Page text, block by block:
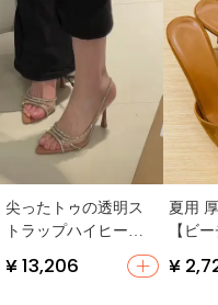
尖ったトゥの透明ス
トラップハイヒール
サンダル【高級感あ
る水晶装飾・自然な
¥ 13,206
夏用
【ビ
人字
カラ
¥